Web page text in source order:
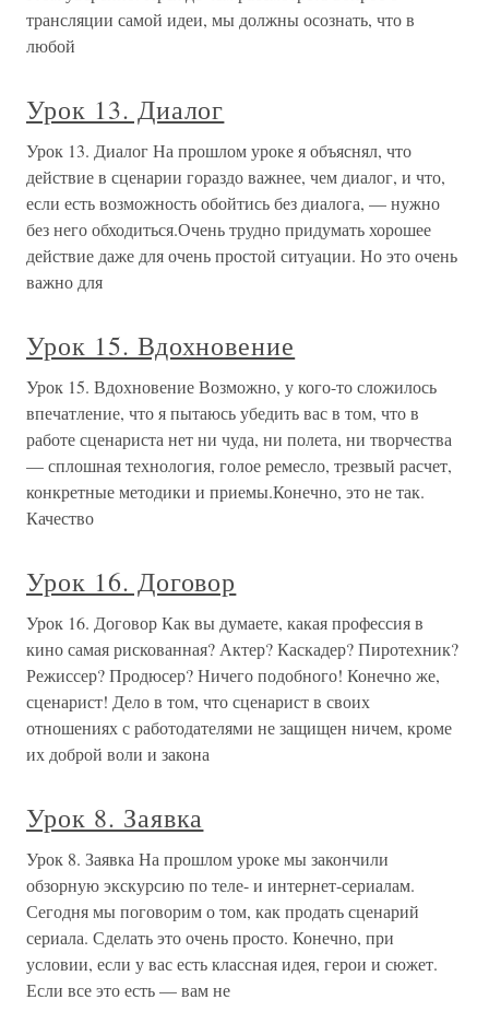
трансляции самой идеи, мы должны осознать, что в
любой
Урок 13. Диалог
Урок 13. Диалог На прошлом уроке я объяснял, что
действие в сценарии гораздо важнее, чем диалог, и что,
если есть возможность обойтись без диалога, — нужно
без него обходиться.Очень трудно придумать хорошее
действие даже для очень простой ситуации. Но это очень
важно для
Урок 15. Вдохновение
Урок 15. Вдохновение Возможно, у кого-то сложилось
впечатление, что я пытаюсь убедить вас в том, что в
работе сценариста нет ни чуда, ни полета, ни творчества
— сплошная технология, голое ремесло, трезвый расчет,
конкретные методики и приемы.Конечно, это не так.
Качество
Урок 16. Договор
Урок 16. Договор Как вы думаете, какая профессия в
кино самая рискованная? Актер? Каскадер? Пиротехник?
Режиссер? Продюсер? Ничего подобного! Конечно же,
сценарист! Дело в том, что сценарист в своих
отношениях с работодателями не защищен ничем, кроме
их доброй воли и закона
Урок 8. Заявка
Урок 8. Заявка На прошлом уроке мы закончили
обзорную экскурсию по теле- и интернет-сериалам.
Сегодня мы поговорим о том, как продать сценарий
сериала. Сделать это очень просто. Конечно, при
условии, если у вас есть классная идея, герои и сюжет.
Если все это есть — вам не